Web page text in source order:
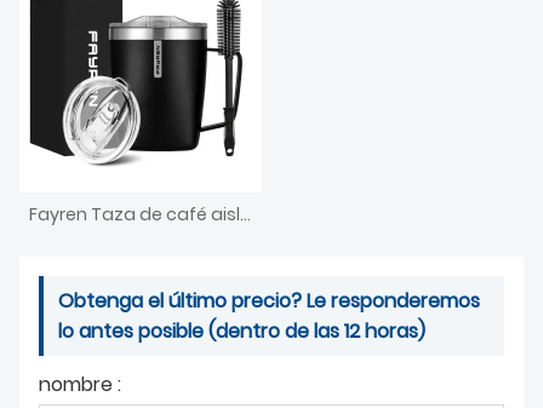
Fayren Taza de café aislada de acero inoxidable de 350 ml con asa, taza de viaje al vacío de doble pared, vaso con tapa deslizante, cuerpo de taza cuadrada
Obtenga el último precio? Le responderemos
lo antes posible (dentro de las 12 horas)
nombre :